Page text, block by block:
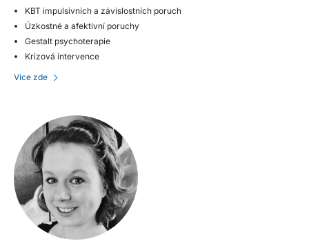
KBT impulsivních a závislostních poruch
Úzkostné a afektivní poruchy
Gestalt psychoterapie
Krizová intervence
Více zde